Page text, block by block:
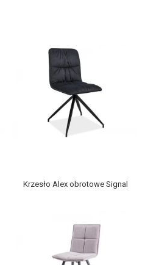
Krzesło Alex obrotowe Signal